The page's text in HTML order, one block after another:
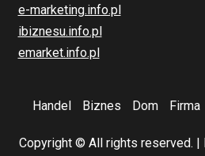
e-marketing.info.pl
ibiznesu.info.pl
emarket.info.pl
Handel Biznes Dom Firma
Copyright © All rights reserved.